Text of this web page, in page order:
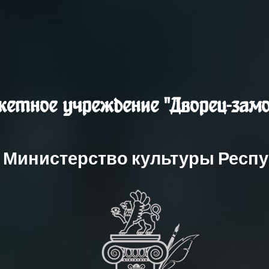
учреждение "Дворец-
культуры